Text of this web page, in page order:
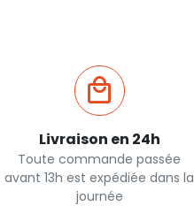
Livraison en 24h
Toute commande passée
avant 13h est expédiée dans la
journée